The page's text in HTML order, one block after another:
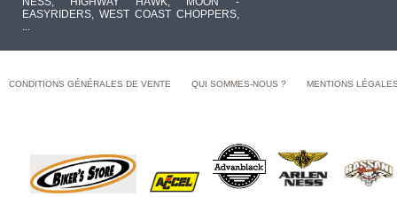
EASYRIDERS, WEST COAST CHOPPERS,
...
CONDITIONS GÉNÉRALES DE VENTE QUI SOMMES-NOUS ? MENTIONS